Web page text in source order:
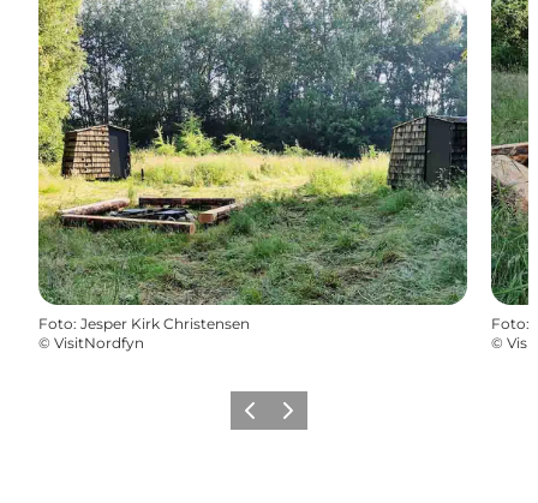
Foto: Jesper Kirk Christensen
© VisitNordfyn
Foto:
©
Vorherige Folie
Nächste Folie